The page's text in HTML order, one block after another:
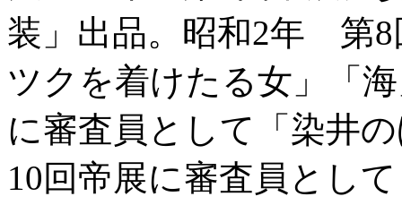
装」出品。昭和2年 第8
ツクを着けたる女」「
に審査員として「染井
10回帝展に審査員とし